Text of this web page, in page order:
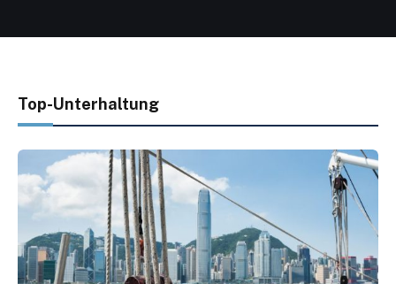
Top-Unterhaltung